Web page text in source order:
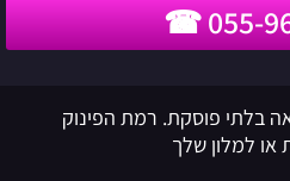
055-
בלתי פוסקת. רמת הפינוק
או למלון שלך